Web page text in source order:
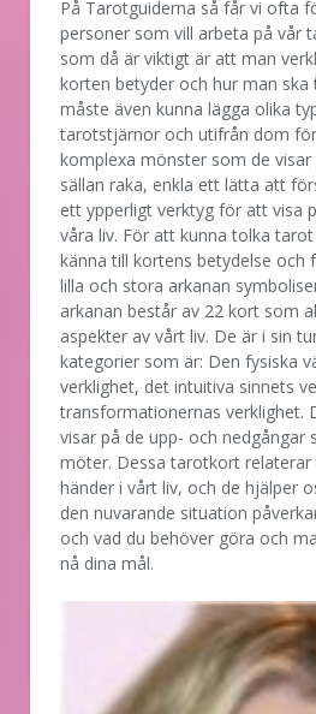
På Tarotguiderna så får vi ofta
personer som vill arbeta på vår
som då är viktigt är att man
korten betyder och hur man ska
måste även kunna lägga olika
tarotstjärnor och utifrån dom
komplexa mönster som de visar
sällan raka, enkla ett lätta att
ett ypperligt verktyg för att visa
våra liv. För att kunna tolka
känna till kortens betydelse och
lilla och stora arkanan
arkanan består av 22 kort som
aspekter av vårt liv. De är i sin
kategorier som är: Den fysiska
verklighet, det intuitiva sinnets
transformationernas verklighet.
visar på de upp- och nedgångar
möter. Dessa tarotkort relaterar
händer i vårt liv, och de hjälper
den nuvarande situation
och vad du behöver göra och
nå dina mål.